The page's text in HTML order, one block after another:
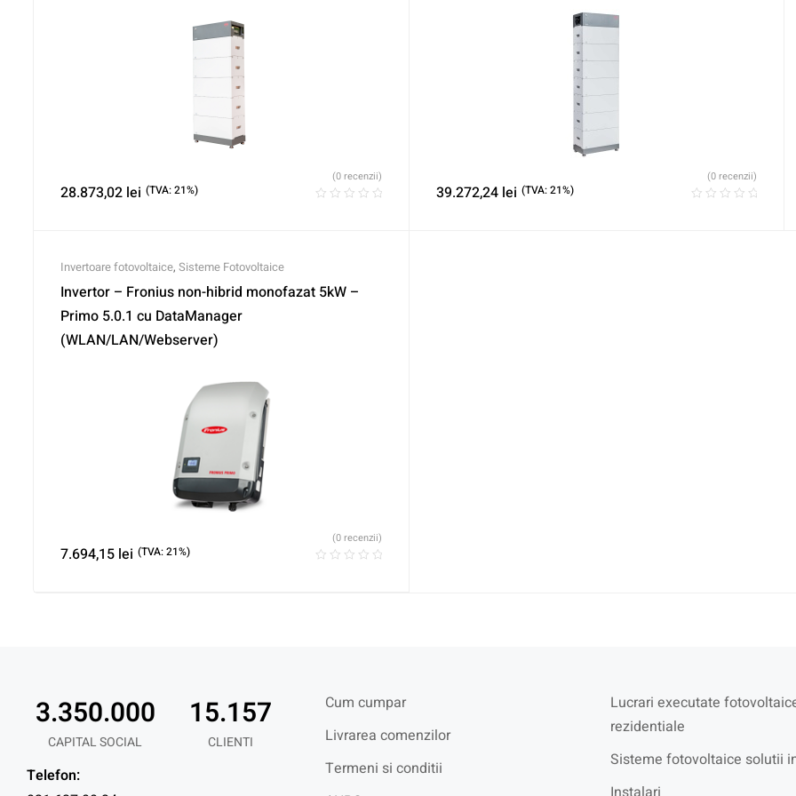
28.873,02 lei (TVA: 21%)
(0 recenzii)
39.272,24 lei (TVA: 21%)
(0 recenzii)
Invertoare fotovoltaice, Sisteme Fotovoltaice
Invertor – Fronius non-hibrid monofazat 5kW –
Primo 5.0.1 cu DataManager
(WLAN/LAN/Webserver)
7.694,15 lei (TVA: 21%)
(0 recenzii)
CAPITAL SOCIAL
3.350.000
CLIENTI
15.157
Telefon:
Cum cumpar
Livrarea comenzilor
Termeni si conditii
Lucrari executate
rezidentiale
Sisteme fotovoltaice solutii